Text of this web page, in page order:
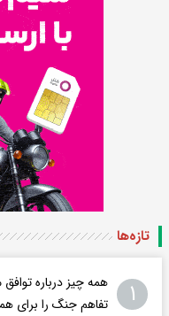
تازه‌ها
۱
همه چیز درباره
تفاهم جنگ را برای